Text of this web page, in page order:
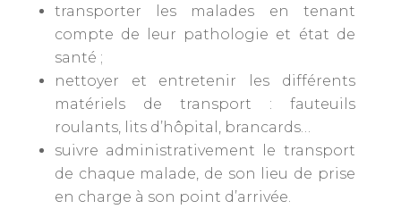
transporter les malades en tenant
compte de leur pathologie et état de
santé ;
nettoyer et entretenir les différents
matériels de transport : fauteuils
roulants, lits d’hôpital, brancards…
suivre administrativement le transport
de chaque malade, de son lieu de prise
en charge à son point d’arrivée.